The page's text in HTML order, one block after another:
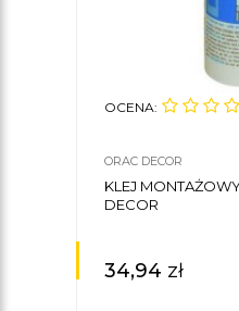
OCENA:
ORAC DECOR
KLEJ
DECOR
34,94 zł